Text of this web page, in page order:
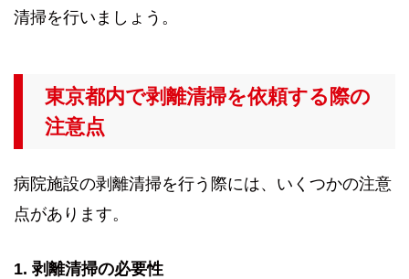
清掃を行いましょう。
東京都内で剥離清掃を依頼する際の
注意点
病院施設の剥離清掃を行う際には、いくつかの注意
点があります。
1. 剥離清掃の必要性